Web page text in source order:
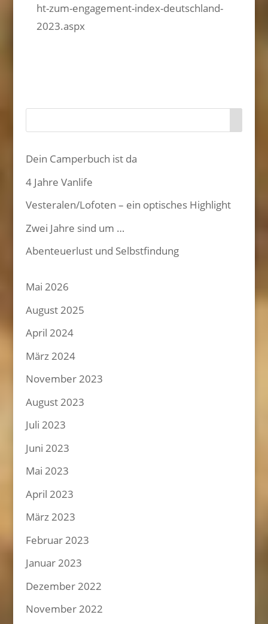
ht-zum-engagement-index-deutschland-
2023.aspx
Dein Camperbuch ist da
4 Jahre Vanlife
Vesteralen/Lofoten – ein optisches Highlight
Zwei Jahre sind um …
Abenteuerlust und Selbstfindung
Mai 2026
August 2025
April 2024
März 2024
November 2023
August 2023
Juli 2023
Juni 2023
Mai 2023
April 2023
März 2023
Februar 2023
Januar 2023
Dezember 2022
November 2022